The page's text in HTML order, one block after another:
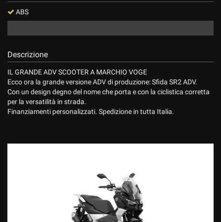
ABS
Descrizione
IL GRANDE ADV SCOOTER A MARCHIO VOGE
Ecco ora la grande versione ADV di produzione: Sfida SR2 ADV.
Con un design degno del nome che porta e con la ciclistica corretta
per la versatilità in strada.
Finanziamenti personalizzati. Spedizione in tutta Italia.